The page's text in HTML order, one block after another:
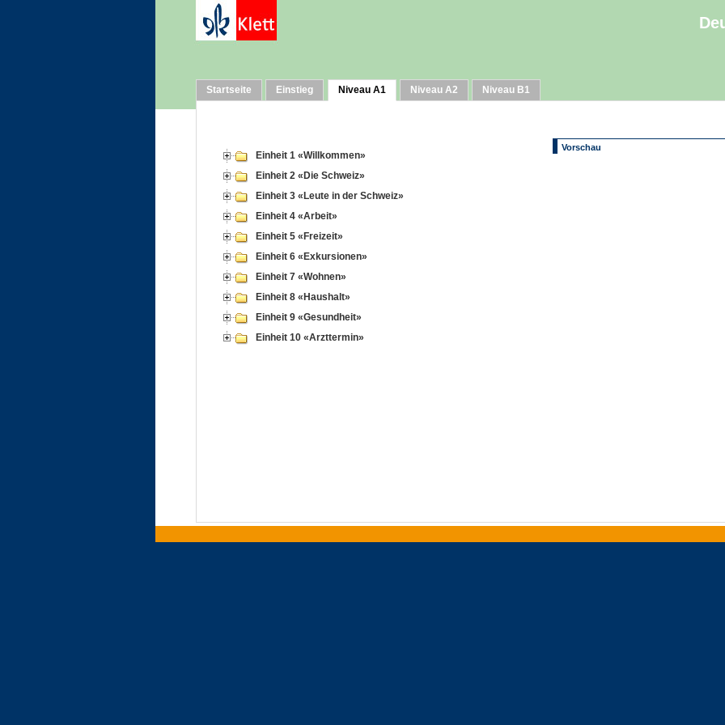
Startseite Einstieg Niveau A1 Niveau A2 Niveau B1
Einheit 1 «Willkommen»
Einheit 2 «Die Schweiz»
Einheit 3 «Leute in der Schweiz»
Einheit 4 «Arbeit»
Einheit 5 «Freizeit»
Einheit 6 «Exkursionen»
Einheit 7 «Wohnen»
Einheit 8 «Haushalt»
Einheit 9 «Gesundheit»
Einheit 10 «Arzttermin»
Vorschau